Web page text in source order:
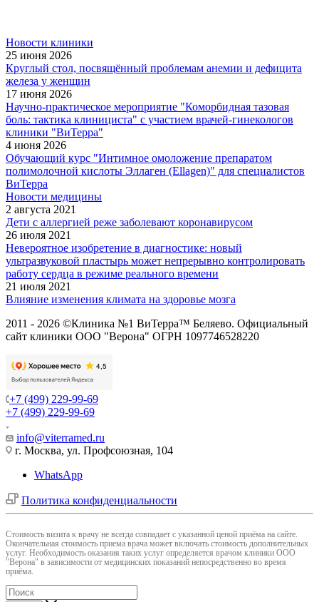
Новости клиники
25 июня 2026
Круглый стол, посвящённый проблемам анемии и дефицита
железа у женщин
17 июня 2026
Научно-практическое мероприятие "Коморбидная тазовая
боль: тактика клинициста" с участием врачей-гинекологов
клиники "ВиТерра"
4 июня 2026
Обучающий курс "Интимное омоложение препаратом
полимолочной кислоты Эллаген (Ellagen)" для специалистов
ВиТерра
Новости медицины
2 августа 2021
Дети с аллергией реже заболевают коронавирусом
26 июля 2021
Невероятное изобретение в диагностике: новый
ультразвуковой пластырь может непрерывно контролировать
работу сердца в режиме реального времени
21 июля 2021
Влияние изменения климата на здоровье мозга
2011 - 2026 ©Клиника №1 ВиТерра™ Беляево. Официальный
сайт клиники ООО "Верона" ОГРН 1097746528220
+7 (499) 229-99-69
+7 (499) 229-99-69
info@viterramed.ru
г. Москва, ул. Профсоюзная, 104
WhatsApp
Политика конфиденциальности
Cтоимость визита к врачу не всегда совпадает с указанной ценой приёма на сайте.
Окончательная стоимость приема врача может включать стоимость дополнительных
услуг. Необходимость оказания таких услуг определяется врачом клиники ООО
"Верона" в зависимости от медицинских показаний непосредственно во время
приёма.